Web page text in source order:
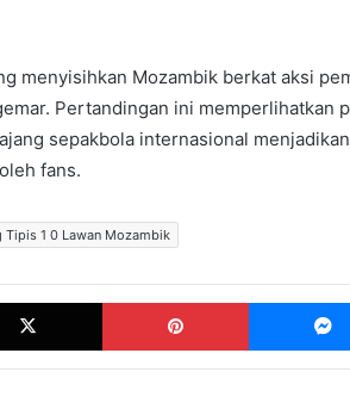
menyisihkan Mozambik berkat aksi
Pertandingan ini memperlihatkan
sepakbola internasional
fans.
Tipis 1 0 Lawan Mozambik
X Pinterest